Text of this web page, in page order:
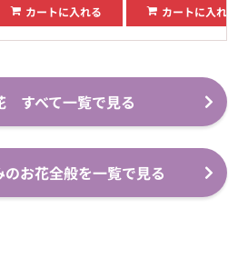
カートに入れる
カートに入れる
すべて一覧で見る
お花全般を一覧で見る